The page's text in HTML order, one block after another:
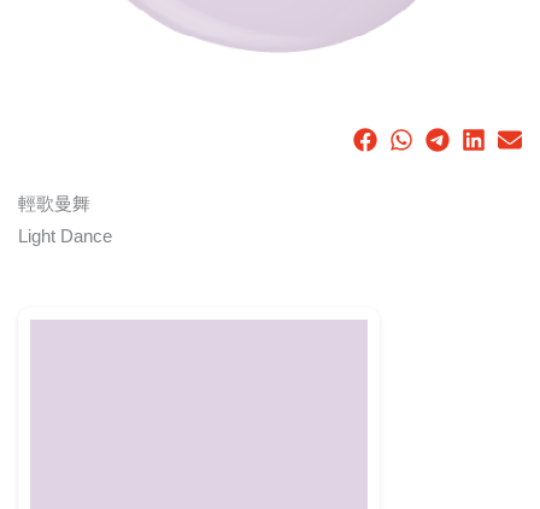
輕歌曼舞
Light Dance